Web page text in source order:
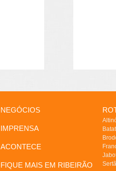
NEGÓCIOS
IMPRENSA
ACONTECE
FIQUE MAIS EM RIBEIRÃO